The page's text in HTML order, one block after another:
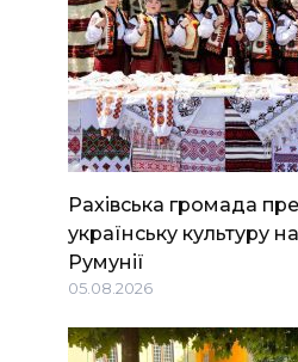
Рахівська громада
українську культуру
Румунії
05.08.2026